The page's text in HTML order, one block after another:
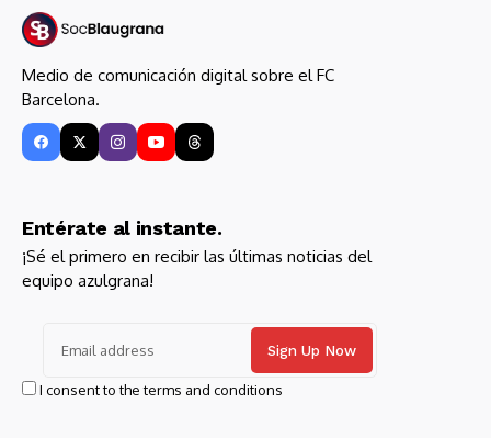
Medio de comunicación digital sobre el FC
Barcelona.
Entérate al instante.
¡Sé el primero en recibir las últimas noticias del
equipo azulgrana!
I consent to the terms and conditions